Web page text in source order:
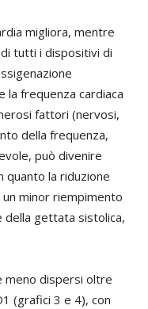
migliora, mentre
tutti i dispositivi di
la frequenza cardiaca
fattori (nervosi,
della frequenza,
può divenire
quanto la riduzione
minor riempimento
della gettata sistolica,
meno dispersi oltre
(grafici 3 e 4), con